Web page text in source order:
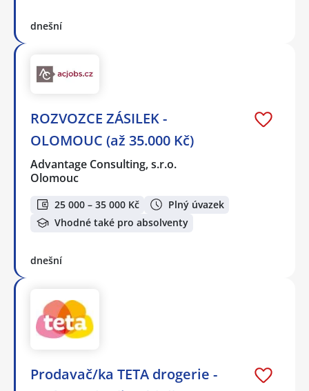
dnešní
ROZVOZCE ZÁSILEK -
OLOMOUC (až 35.000 Kč)
Advantage Consulting, s.r.o.
Olomouc
25 000 – 35 000 Kč
Plný úvazek
Vhodné také pro absolventy
dnešní
Prodavač/ka TETA drogerie -